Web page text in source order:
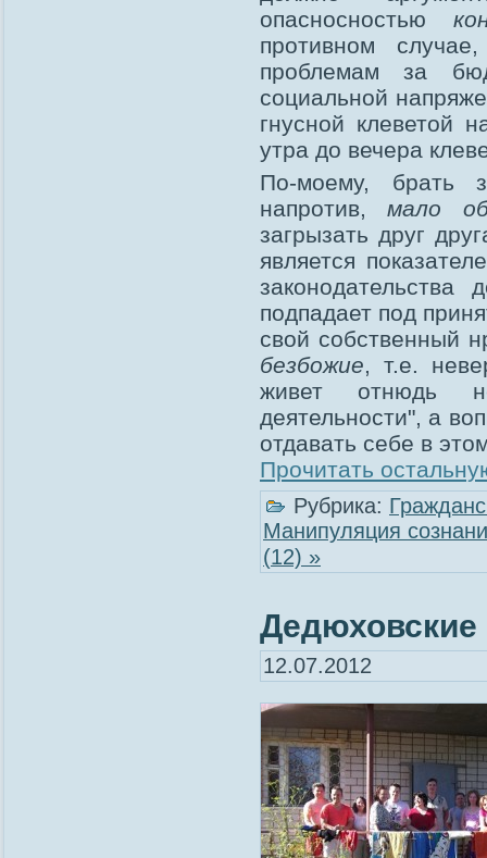
опасносностью
противном
проблемам за
социальной
гнусной клеветой
утра до вечера
По-моему, брать
напротив,мало
загрызать друг
является
законодательства
подпадает под
свой собственный
безбожие, т.е.
живет отнюдь
деятельности", а
отдавать себе в
Прочитать
Рубрика:
Манипуляция
(12) »
Дедюховские
12.07.2012